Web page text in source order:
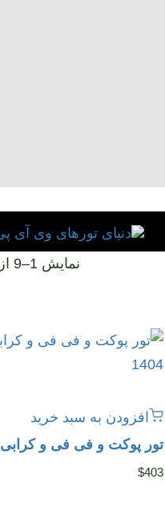
نمایش 1–9 از 80 نتیجه
افزودن به سبد خرید
تور پوکت و فی فی و کرابی 10 روزه بهار 1404
$403